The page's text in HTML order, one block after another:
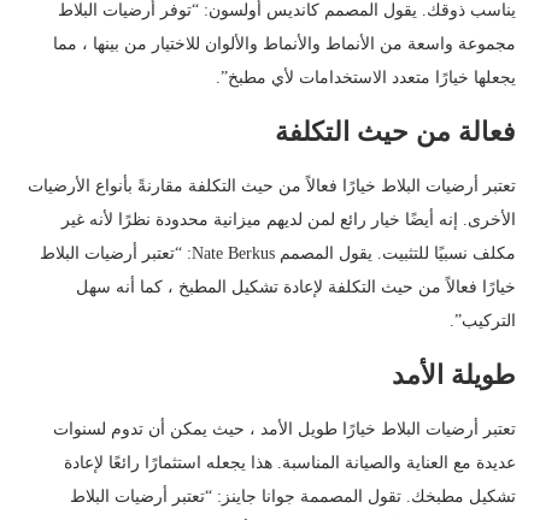
يناسب ذوقك. يقول المصمم كانديس أولسون: “توفر أرضيات البلاط
مجموعة واسعة من الأنماط والأنماط والألوان للاختيار من بينها ، مما
يجعلها خيارًا متعدد الاستخدامات لأي مطبخ”.
فعالة من حيث التكلفة
تعتبر أرضيات البلاط خيارًا فعالاً من حيث التكلفة مقارنةً بأنواع الأرضيات
الأخرى. إنه أيضًا خيار رائع لمن لديهم ميزانية محدودة نظرًا لأنه غير
مكلف نسبيًا للتثبيت. يقول المصمم Nate Berkus: “تعتبر أرضيات البلاط
خيارًا فعالاً من حيث التكلفة لإعادة تشكيل المطبخ ، كما أنه سهل
التركيب”.
طويلة الأمد
تعتبر أرضيات البلاط خيارًا طويل الأمد ، حيث يمكن أن تدوم لسنوات
عديدة مع العناية والصيانة المناسبة. هذا يجعله استثمارًا رائعًا لإعادة
تشكيل مطبخك. تقول المصممة جوانا جاينز: “تعتبر أرضيات البلاط